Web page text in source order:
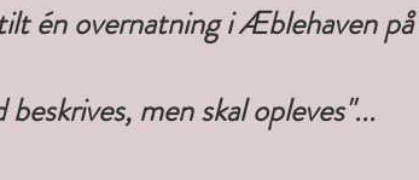
én overnatning i Æblehaven
men skal opleves"...